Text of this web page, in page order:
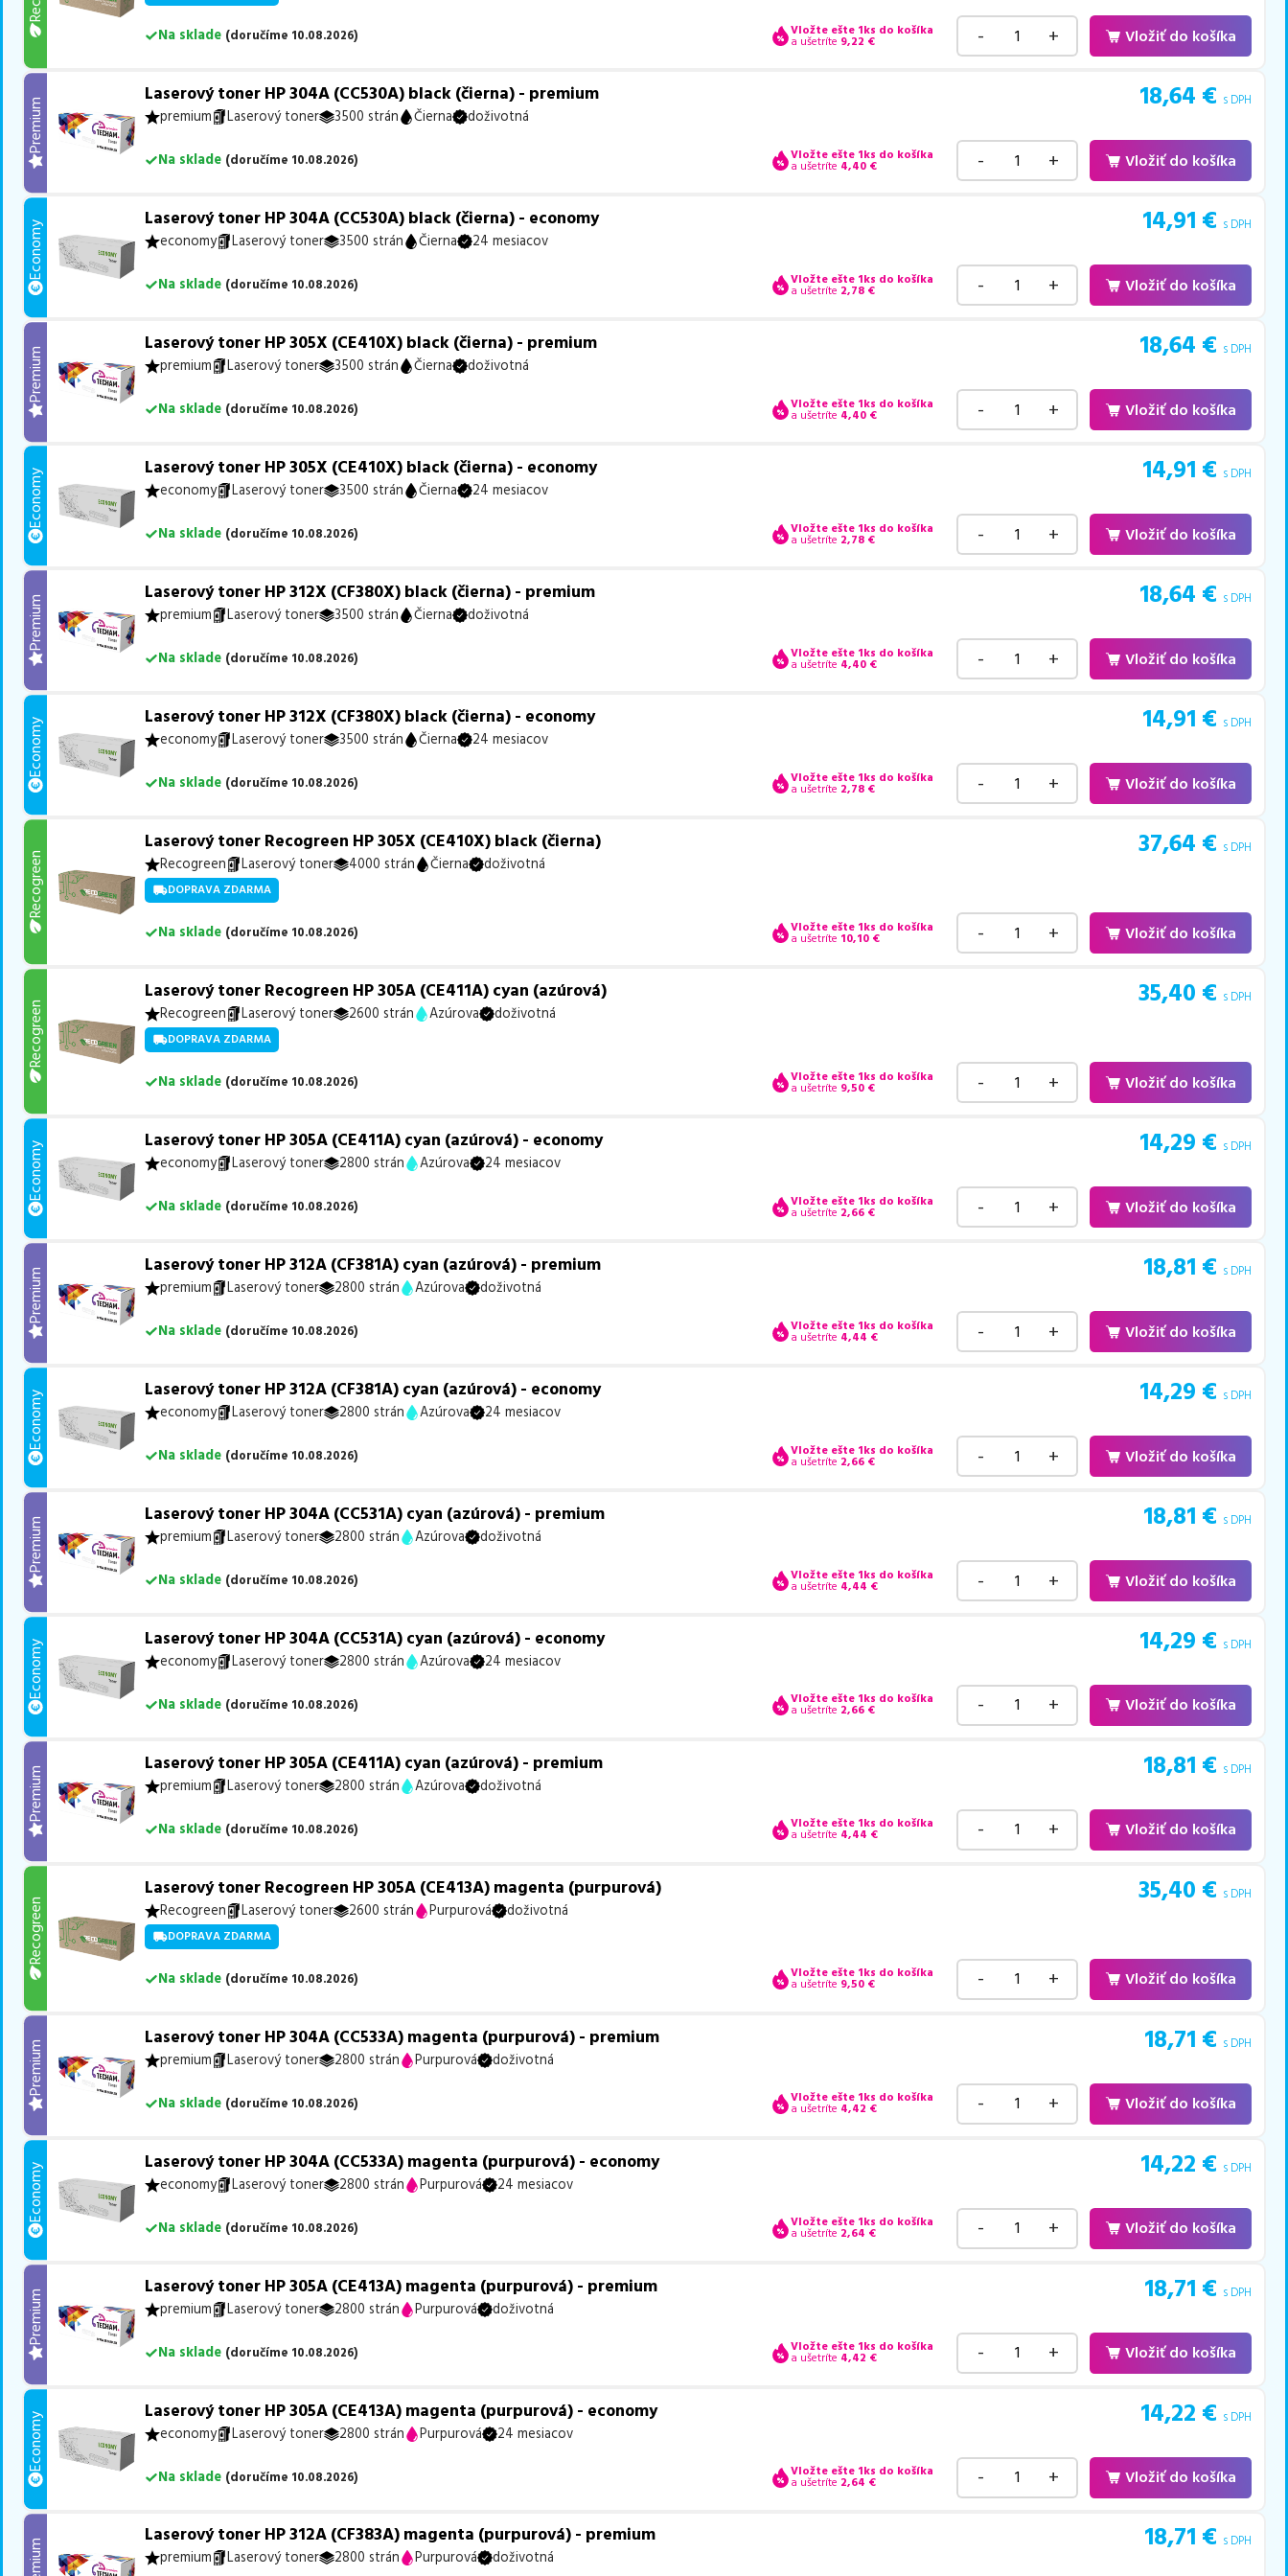
Na sklade (doručíme 10.08.2026) Vložte ešte 1ks do košíka
a ušetríte 9,22 € - + Vložiť do košíka
Premium
Laserový toner HP 304A (CC530A) black (čierna) - premium 18,64 € s DPH
premium Laserový toner 3500 strán Čierna doživotná
Na sklade (doručíme 10.08.2026) Vložte ešte 1ks do košíka
a ušetríte 4,40 € - + Vložiť do košíka
Economy
Laserový toner HP 304A (CC530A) black (čierna) - economy 14,91 € s DPH
economy Laserový toner 3500 strán Čierna 24 mesiacov
Na sklade (doručíme 10.08.2026) Vložte ešte 1ks do košíka
a ušetríte 2,78 € - + Vložiť do košíka
Premium
Laserový toner HP 305X (CE410X) black (čierna) - premium 18,64 € s DPH
premium Laserový toner 3500 strán Čierna doživotná
Na sklade (doručíme 10.08.2026) Vložte ešte 1ks do košíka
a ušetríte 4,40 € - + Vložiť do košíka
Economy
Laserový toner HP 305X (CE410X) black (čierna) - economy 14,91 € s DPH
economy Laserový toner 3500 strán Čierna 24 mesiacov
Na sklade (doručíme 10.08.2026) Vložte ešte 1ks do košíka
a ušetríte 2,78 € - + Vložiť do košíka
Premium
Laserový toner HP 312X (CF380X) black (čierna) - premium 18,64 € s DPH
premium Laserový toner 3500 strán Čierna doživotná
Na sklade (doručíme 10.08.2026) Vložte ešte 1ks do košíka
a ušetríte 4,40 € - + Vložiť do košíka
Economy
Laserový toner HP 312X (CF380X) black (čierna) - economy 14,91 € s DPH
economy Laserový toner 3500 strán Čierna 24 mesiacov
Na sklade (doručíme 10.08.2026) Vložte ešte 1ks do košíka
a ušetríte 2,78 € - + Vložiť do košíka
Recogreen
Laserový toner Recogreen HP 305X (CE410X) black (čierna) 37,64 € s DPH
Recogreen Laserový toner 4000 strán Čierna doživotná
DOPRAVA ZDARMA
Na sklade (doručíme 10.08.2026) Vložte ešte 1ks do košíka
a ušetríte 10,10 € - + Vložiť do košíka
Recogreen
Laserový toner Recogreen HP 305A (CE411A) cyan (azúrová) 35,40 € s DPH
Recogreen Laserový toner 2600 strán Azúrova doživotná
DOPRAVA ZDARMA
Na sklade (doručíme 10.08.2026) Vložte ešte 1ks do košíka
a ušetríte 9,50 € - + Vložiť do košíka
Economy
Laserový toner HP 305A (CE411A) cyan (azúrová) - economy 14,29 € s DPH
economy Laserový toner 2800 strán Azúrova 24 mesiacov
Na sklade (doručíme 10.08.2026) Vložte ešte 1ks do košíka
a ušetríte 2,66 € - + Vložiť do košíka
Premium
Laserový toner HP 312A (CF381A) cyan (azúrová) - premium 18,81 € s DPH
premium Laserový toner 2800 strán Azúrova doživotná
Na sklade (doručíme 10.08.2026) Vložte ešte 1ks do košíka
a ušetríte 4,44 € - + Vložiť do košíka
Economy
Laserový toner HP 312A (CF381A) cyan (azúrová) - economy 14,29 € s DPH
economy Laserový toner 2800 strán Azúrova 24 mesiacov
Na sklade (doručíme 10.08.2026) Vložte ešte 1ks do košíka
a ušetríte 2,66 € - + Vložiť do košíka
Premium
Laserový toner HP 304A (CC531A) cyan (azúrová) - premium 18,81 € s DPH
premium Laserový toner 2800 strán Azúrova doživotná
Na sklade (doručíme 10.08.2026) Vložte ešte 1ks do košíka
a ušetríte 4,44 € - + Vložiť do košíka
Economy
Laserový toner HP 304A (CC531A) cyan (azúrová) - economy 14,29 € s DPH
economy Laserový toner 2800 strán Azúrova 24 mesiacov
Na sklade (doručíme 10.08.2026) Vložte ešte 1ks do košíka
a ušetríte 2,66 € - + Vložiť do košíka
Premium
Laserový toner HP 305A (CE411A) cyan (azúrová) - premium 18,81 € s DPH
premium Laserový toner 2800 strán Azúrova doživotná
Na sklade (doručíme 10.08.2026) Vložte ešte 1ks do košíka
a ušetríte 4,44 € - + Vložiť do košíka
Recogreen
Laserový toner Recogreen HP 305A (CE413A) magenta (purpurová) 35,40 € s DPH
Recogreen Laserový toner 2600 strán Purpurová doživotná
DOPRAVA ZDARMA
Na sklade (doručíme 10.08.2026) Vložte ešte 1ks do košíka
a ušetríte 9,50 € - + Vložiť do košíka
Premium
Laserový toner HP 304A (CC533A) magenta (purpurová) - premium 18,71 € s DPH
premium Laserový toner 2800 strán Purpurová doživotná
Na sklade (doručíme 10.08.2026) Vložte ešte 1ks do košíka
a ušetríte 4,42 € - + Vložiť do košíka
Economy
Laserový toner HP 304A (CC533A) magenta (purpurová) - economy 14,22 € s DPH
economy Laserový toner 2800 strán Purpurová 24 mesiacov
Na sklade (doručíme 10.08.2026) Vložte ešte 1ks do košíka
a ušetríte 2,64 € - + Vložiť do košíka
Premium
Laserový toner HP 305A (CE413A) magenta (purpurová) - premium 18,71 € s DPH
premium Laserový toner 2800 strán Purpurová doživotná
Na sklade (doručíme 10.08.2026) Vložte ešte 1ks do košíka
a ušetríte 4,42 € - + Vložiť do košíka
Economy
Laserový toner HP 305A (CE413A) magenta (purpurová) - economy 14,22 € s DPH
economy Laserový toner 2800 strán Purpurová 24 mesiacov
Na sklade (doručíme 10.08.2026) Vložte ešte 1ks do košíka
a ušetríte 2,64 € - + Vložiť do košíka
Laserový toner HP 312A (CF383A) magenta (purpurová) - premium 18,71 € s DPH
premium Laserový toner 2800 strán Purpurová doživotná